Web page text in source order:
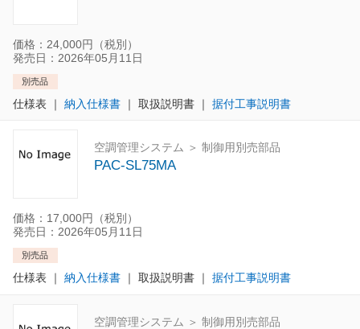
価格：24,000円（税別）
発売日：2026年05月11日
別売品
仕様表 ｜ 納入仕様書 ｜ 取扱説明書｜ 据付工事説明書
空調管理システム ＞ 制御用別売部品
PAC-SL75MA
価格：17,000円（税別）
発売日：2026年05月11日
別売品
仕様表 ｜ 納入仕様書 ｜ 取扱説明書｜ 据付工事説明書
空調管理システム ＞ 制御用別売部品